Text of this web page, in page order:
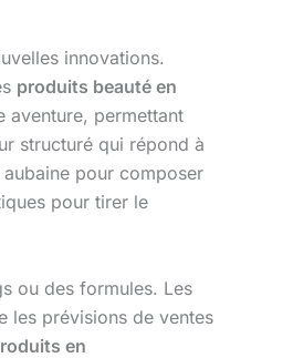
innovations.
produits beauté en
aventure, permettant
structuré qui répond à
pour composer
pour tirer le
ou des formules. Les
les prévisions de ventes
en